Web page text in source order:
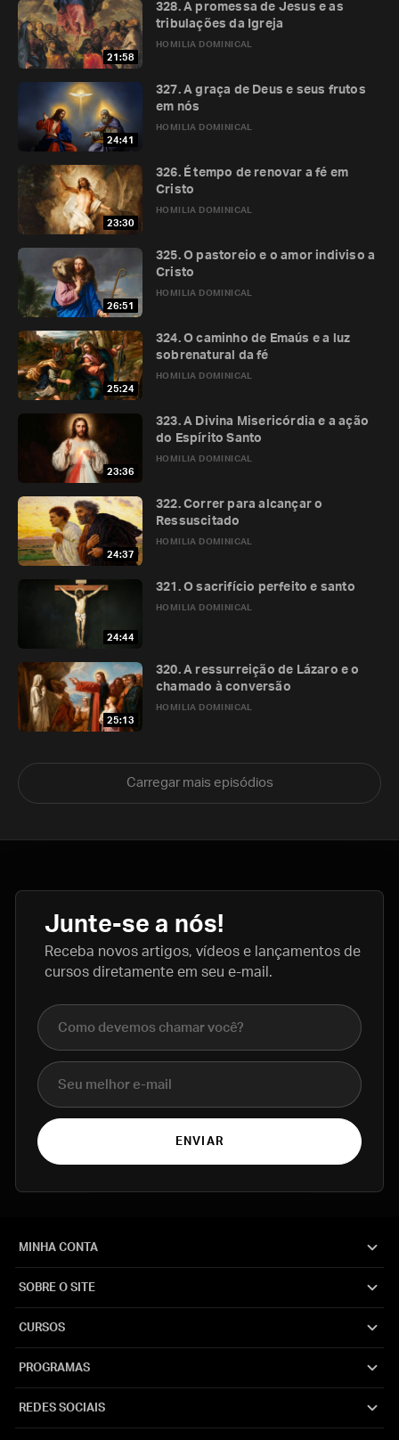
21:58
HOMILIA DOMINICAL
328. A promessa de Jesus e as
tribulações da Igreja
24:41
HOMILIA DOMINICAL
327. A graça de Deus e seus frutos
em nós
23:30
HOMILIA DOMINICAL
326. É tempo de renovar a fé em
Cristo
26:51
HOMILIA DOMINICAL
325. O pastoreio e o amor indiviso a
Cristo
25:24
HOMILIA DOMINICAL
324. O caminho de Emaús e a luz
sobrenatural da fé
23:36
HOMILIA DOMINICAL
323. A Divina Misericórdia e a ação
do Espírito Santo
24:37
HOMILIA DOMINICAL
322. Correr para alcançar o
Ressuscitado
24:44
HOMILIA DOMINICAL
321. O sacrifício perfeito e santo
25:13
HOMILIA DOMINICAL
320. A ressurreição de Lázaro e o
chamado à conversão
Carregar mais episódios
Junte-se a nós!
Receba novos artigos, vídeos e lançamentos de
cursos diretamente em seu e-mail.
Nome completo
E-mail
ENVIAR
MINHA CONTA
SOBRE O SITE
CURSOS
PROGRAMAS
REDES SOCIAIS